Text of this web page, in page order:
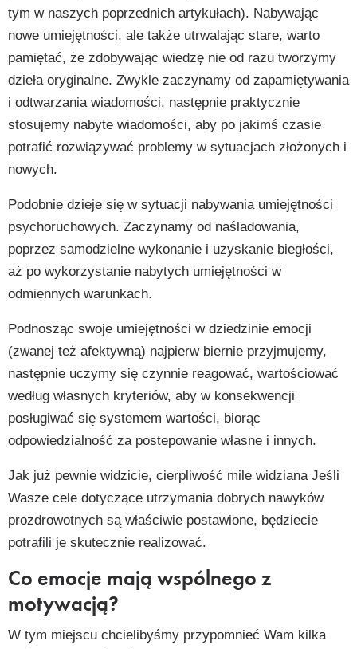
tym w naszych poprzednich artykułach). Nabywając
nowe umiejętności, ale także utrwalając stare, warto
pamiętać, że zdobywając wiedzę nie od razu tworzymy
dzieła oryginalne. Zwykle zaczynamy od zapamiętywania
i odtwarzania wiadomości, następnie praktycznie
stosujemy nabyte wiadomości, aby po jakimś czasie
potrafić rozwiązywać problemy w sytuacjach złożonych i
nowych.
Podobnie dzieje się w sytuacji nabywania umiejętności
psychoruchowych. Zaczynamy od naśladowania,
poprzez samodzielne wykonanie i uzyskanie biegłości,
aż po wykorzystanie nabytych umiejętności w
odmiennych warunkach.
Podnosząc swoje umiejętności w dziedzinie emocji
(zwanej też afektywną) najpierw biernie przyjmujemy,
następnie uczymy się czynnie reagować, wartościować
według własnych kryteriów, aby w konsekwencji
posługiwać się systemem wartości, biorąc
odpowiedzialność za postepowanie własne i innych.
Jak już pewnie widzicie, cierpliwość mile widziana Jeśli
Wasze cele dotyczące utrzymania dobrych nawyków
prozdrowotnych są właściwie postawione, będziecie
potrafili je skutecznie realizować.
Co emocje mają wspólnego z
motywacją?
W tym miejscu chcielibyśmy przypomnieć Wam kilka